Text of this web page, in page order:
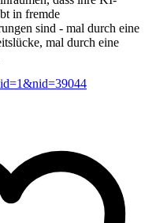
in fremde
sind - mal durch eine
mal durch eine